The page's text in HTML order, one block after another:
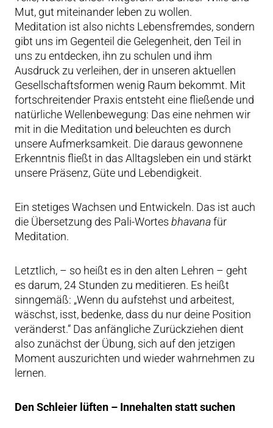
Mut, gut miteinander leben zu wollen.
Meditation ist also nichts Lebensfremdes, sondern
gibt uns im Gegenteil die Gelegenheit, den Teil in
uns zu entdecken, ihn zu schulen und ihm
Ausdruck zu verleihen, der in unseren aktuellen
Gesellschaftsformen wenig Raum bekommt. Mit
fortschreitender Praxis entsteht eine fließende und
natürliche Wellenbewegung: Das eine nehmen wir
mit in die Meditation und beleuchten es durch
unsere Aufmerksamkeit. Die daraus gewonnene
Erkenntnis fließt in das Alltagsleben ein und stärkt
unsere Präsenz, Güte und Lebendigkeit.
Ein stetiges Wachsen und Entwickeln. Das ist auch
die Übersetzung des Pali-Wortes bhavanafür
Meditation.
Letztlich, – so heißt es in den alten Lehren – geht
es darum, 24 Stunden zu meditieren. Es heißt
sinngemäß: „Wenn du aufstehst und arbeitest,
wäschst, isst, bedenke, dass du nur deine Position
veränderst.“ Das anfängliche Zurückziehen dient
also zunächst der Übung, sich auf den jetzigen
Moment auszurichten und wieder wahrnehmen zu
lernen.
Den Schleier lüften – Innehalten statt suchen